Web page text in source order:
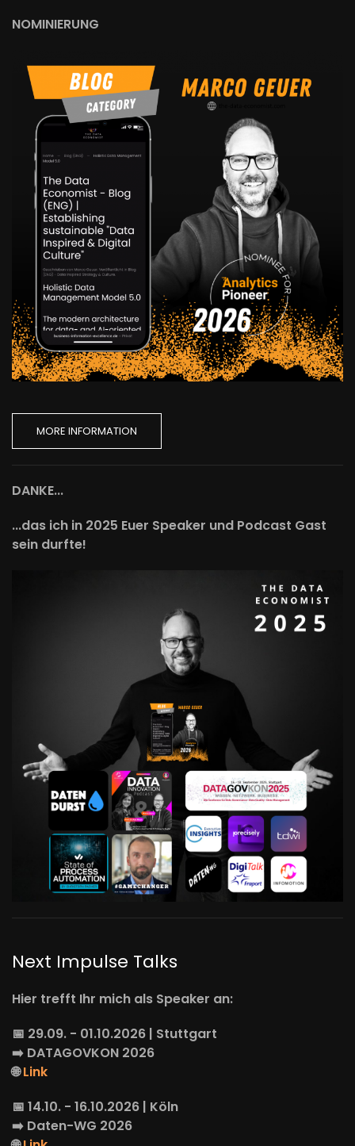
NOMINIERUNG
MORE INFORMATION
DANKE...
...das ich in 2025 Euer Speaker und Podcast Gast
sein durfte!
Next Impulse Talks
Hier trefft Ihr mich als Speaker an:
📅 29.09. - 01.10.2026 | Stuttgart
➡️ DATAGOVKON 2026
🌐Link
📅 14.10. - 16.10.2026 | Köln
➡️ Daten-WG 2026